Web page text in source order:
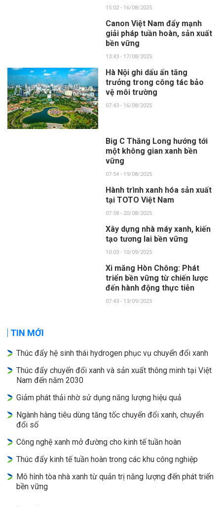
15:02 - 16/08/2025
Canon Việt Nam đẩy mạnh
giải pháp tuần hoàn, sản xuất
bền vững
13:43 - 17/08/2025
Hà Nội ghi dấu ấn tăng
trưởng trong công tác bảo
vệ môi trường
07:43 - 16/08/2025
Big C Thăng Long hướng tới
một không gian xanh bền
vững
07:54 - 19/08/2025
Hành trình xanh hóa sản xuất
tại TOTO Việt Nam
07:58 - 20/08/2025
Xây dựng nhà máy xanh, kiến
tạo tương lai bền vững
10:03 - 10/09/2025
Xi măng Hòn Chông: Phát
triển bền vững từ chiến lược
đến hành động thực tiễn
07:43 - 13/09/2025
TIN MỚI
Thúc đẩy hệ sinh thái hydrogen phục vụ chuyển đổi xanh
Thúc đẩy chuyển đổi xanh và sản xuất thông minh tại Việt
Nam đến năm 2030
Giảm phát thải nhờ sử dụng năng lượng hiệu quả
Ngành hàng tiêu dùng tăng tốc chuyển đổi xanh, chuyển
đổi số
Công nghệ xanh mở đường cho kinh tế tuần hoàn
Thúc đẩy kinh tế tuần hoàn trong các khu công nghiệp
Mô hình tòa nhà xanh từ quản trị năng lượng đến phát triển
bền vững